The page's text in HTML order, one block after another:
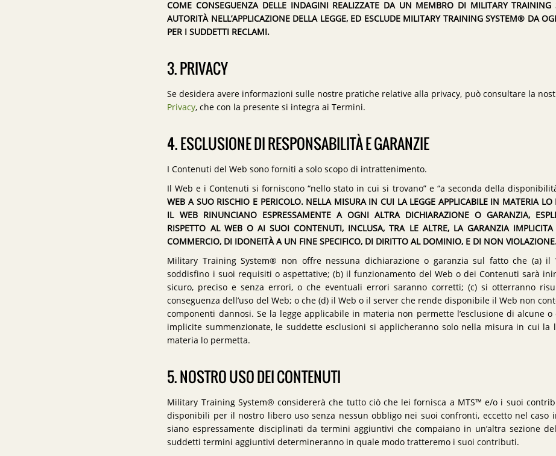
COME CONSEGUENZA DELLE INDAGINI REALIZZATE DA UN MEMBRO DI MILITARY
AUTORITÀ NELL’APPLICAZIONE DELLA LEGGE, ED ESCLUDE MILITARY TRAINING SYSTEM® DA
PER I SUDDETTI RECLAMI.
3. PRIVACY
Se desidera avere informazioni sulle nostre pratiche relative alla privacy, può consultare la
Privacy, che con la presente si integra ai Termini.
4. ESCLUSIONE DI RESPONSABILITÀ E GARANZIE
I Contenuti del Web sono forniti a solo scopo di intrattenimento.
Il Web e i Contenuti si forniscono “nello stato in cui si trovano” e “a seconda della
WEB A SUO RISCHIO E PERICOLO. NELLA MISURA IN CUI LA LEGGE APPLICABILE IN MATERIA
IL WEB RINUNCIANO ESPRESSAMENTE A OGNI ALTRA DICHIARAZIONE O GARANZIA,
RISPETTO AL WEB O AI SUOI CONTENUTI, INCLUSA, TRA LE ALTRE, LA GARANZIA
COMMERCIO, DI IDONEITÀ A UN FINE SPECIFICO, DI DIRITTO AL DOMINIO, E DI NON
Military Training System® non offre nessuna dichiarazione o garanzia sul fatto che (a) il
soddisfino i suoi requisiti o aspettative; (b) il funzionamento del Web o dei Contenuti sarà
sicuro, preciso e senza errori, o che eventuali errori saranno corretti; (c) si otterranno
conseguenza dell’uso del Web; o che (d) il Web o il server che rende disponibile il Web non
componenti dannosi. Se la legge applicabile in materia non permette l’esclusione di alcune
implicite summenzionate, le suddette esclusioni si applicheranno solo nella misura in cui la
materia lo permetta.
5. NOSTRO USO DEI CONTENUTI
Military Training System® considererà che tutto ciò che lei fornisca a MTS™ e/o i suoi
disponibili per il nostro libero uso senza nessun obbligo nei suoi confronti, eccetto nel caso
siano espressamente disciplinati da termini aggiuntivi che compaiano in un’altra sezione
suddetti termini aggiuntivi determineranno in quale modo tratteremo i suoi contributi.